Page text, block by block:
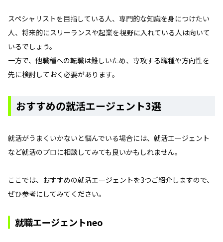
スペシャリストを目指している人、専門的な知識を身につけたい
人、将来的にスリーランスや起業を視野に入れている人は向いて
いるでしょう。
一方で、他職種への転職は難しいため、専攻する職種や方向性を
先に検討しておく必要があります。
おすすめの就活エージェント3選
就活がうまくいかないと悩んでいる場合には、就活エージェント
など就活のプロに相談してみても良いかもしれません。
ここでは、おすすめの就活エージェントを3つご紹介しますので、
ぜひ参考にしてみてください。
就職エージェントneo